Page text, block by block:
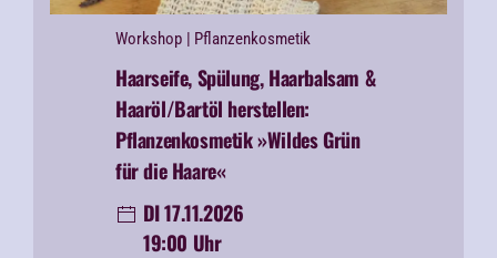
Workshop | Pflanzenkosmetik
Haarseife, Spülung, Haarbalsam &
Haaröl/Bartöl herstellen:
Pflanzenkosmetik »Wildes Grün
für die Haare«
DI 17.11.2026
19:00 Uhr